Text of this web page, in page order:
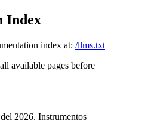
Index
index at: /llms.txt
available pages before
2026. Instrumentos